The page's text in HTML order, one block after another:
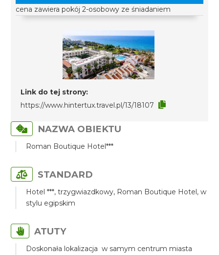
cena zawiera pokój 2-osobowy ze śniadaniem
Link do tej strony:
https://www.hintertux.travel.pl/13/18107
NAZWA OBIEKTU
Roman Boutique Hotel***
STANDARD
Hotel ***, trzygwiazdkowy, Roman Boutique Hotel, w
stylu egipskim
ATUTY
Doskonała lokalizacja w samym centrum miasta